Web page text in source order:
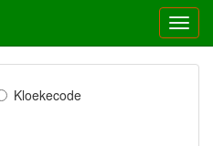
Kloekecode